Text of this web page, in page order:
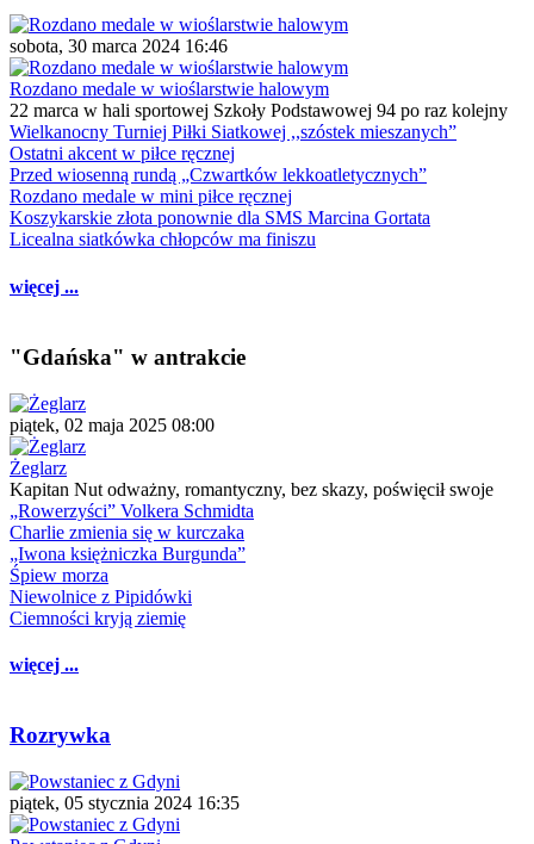
sobota, 30 marca 2024 16:46
Rozdano medale w wioślarstwie halowym
22 marca w hali sportowej Szkoły Podstawowej 94 po raz kolejny
Wielkanocny Turniej Piłki Siatkowej ,,szóstek mieszanych”
Ostatni akcent w piłce ręcznej
Przed wiosenną rundą „Czwartków lekkoatletycznych”
Rozdano medale w mini piłce ręcznej
Koszykarskie złota ponownie dla SMS Marcina Gortata
Licealna siatkówka chłopców ma finiszu
więcej ...
"Gdańska" w antrakcie
piątek, 02 maja 2025 08:00
Żeglarz
Kapitan Nut odważny, romantyczny, bez skazy, poświęcił swoje
„Rowerzyści” Volkera Schmidta
Charlie zmienia się w kurczaka
„Iwona księżniczka Burgunda”
Śpiew morza
Niewolnice z Pipidówki
Ciemności kryją ziemię
więcej ...
Rozrywka
piątek, 05 stycznia 2024 16:35